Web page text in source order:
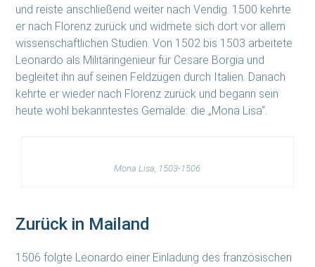
und reiste anschließend weiter nach Vendig. 1500 kehrte
er nach Florenz zurück und widmete sich dort vor allem
wissenschaftlichen Studien. Von 1502 bis 1503 arbeitete
Leonardo als Militäringenieur für Cesare Borgia und
begleitet ihn auf seinen Feldzügen durch Italien. Danach
kehrte er wieder nach Florenz zurück und begann sein
heute wohl bekanntestes Gemälde: die „Mona Lisa“.
Mona Lisa, 1503-1506
Zurück in Mailand
1506 folgte Leonardo einer Einladung des französischen